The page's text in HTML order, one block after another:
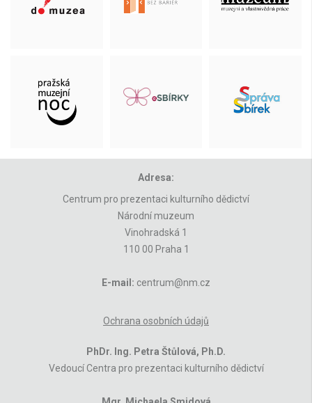
Adresa:
Centrum pro prezentaci kulturního dědictví
Národní muzeum
Vinohradská 1
110 00 Praha 1
E-mail: centrum@nm.cz
Ochrana osobních údajů
PhDr. Ing. Petra Štůlová, Ph.D.
Vedoucí Centra pro prezentaci kulturního dědictví